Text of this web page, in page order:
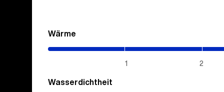
Wärme
1 2
Wasserdichtheit